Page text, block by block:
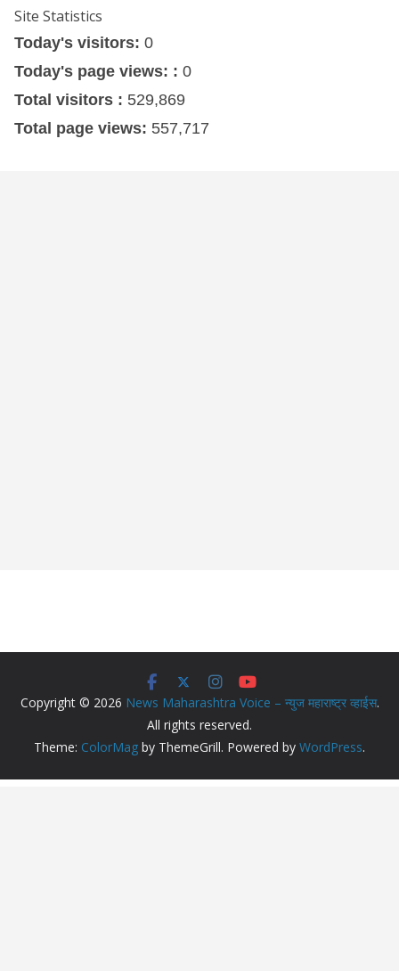
Site Statistics
Today's visitors: 0
Today's page views: : 0
Total visitors : 529,869
Total page views: 557,717
Copyright © 2026 News Maharashtra Voice – न्युज महाराष्ट्र व्हाईस.
All rights reserved.
Theme: ColorMag by ThemeGrill. Powered by WordPress.